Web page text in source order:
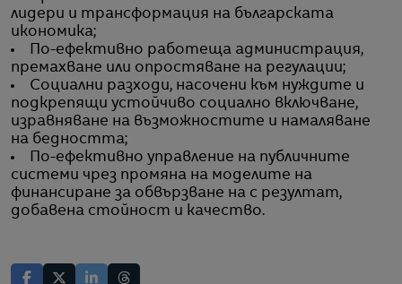
лидери и трансформация на българската
икономика;
По-ефективно работеща администрация,
премахване или опростяване на регулации;
Социални разходи, насочени към нуждите и
подкрепящи устойчиво социално включване,
изравняване на възможностите и намаляване
на бедността;
По-ефективно управление на публичните
системи чрез промяна на моделите на
финансиране за обвързване на с резултат,
добавена стойност и качество.